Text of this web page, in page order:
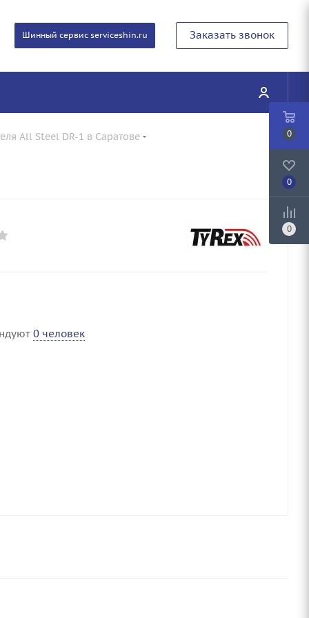
Шинный сервис serviceshin.ru Заказать звонок
All Steel DR-1 в Саратове
0 человек
0
0
0